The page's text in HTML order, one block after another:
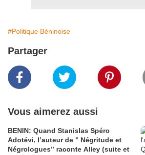
#Politique Béninoise
Partager
Vous aimerez aussi
BENIN: Quand Stanislas Spéro
Adotévi, l’auteur de ” Négritude et
Négrologues” raconte Alley (suite et